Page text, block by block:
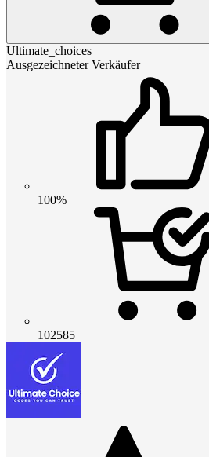
Ultimate_choices
Ausgezeichneter Verkäufer
100%
102585